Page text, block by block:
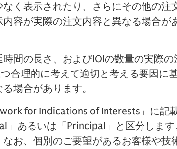
く表示されたり、さらにその他の注
容が実際の注文内容と異なる場合が
間の長さ、およびIOIの数量の実際の
合理的に考えて適切と考える要因に
場合があります。
for Indications of Interests」に記
あるいは「Principal」と区分します
お、個別のご要望があるお客様や技